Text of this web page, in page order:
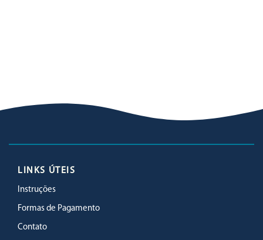
LINKS ÚTEIS
Instruções
Formas de Pagamento
Contato